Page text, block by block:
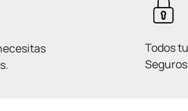
Todos